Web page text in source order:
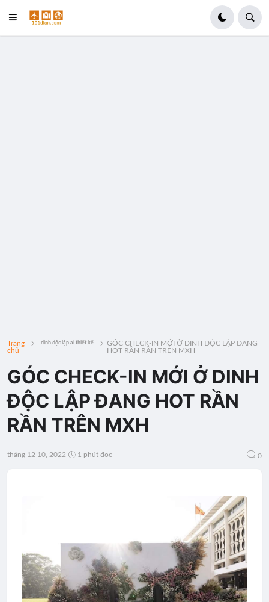
Trang
chủ
dinh độc lập ai thiết kế
GÓC CHECK-IN MỚI Ở DINH ĐỘC LẬP ĐANG
HOT RẦN RẦN TRÊN MXH
GÓC CHECK-IN MỚI Ở DINH
ĐỘC LẬP ĐANG HOT RẦN
RẦN TRÊN MXH
tháng 12 10, 2022 1 phút đọc 0